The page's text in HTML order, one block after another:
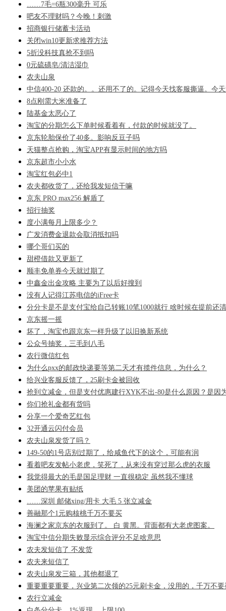
……7毛=6瓶300毫升 可乐
吧友不理财吗？今晚！刺激
招商银行储蓄卡活动
关闭win10更新求推荐方法
5折没科技真抢不到吗
0元硫磺皂/清洁湿巾
农夫山泉
中信400-20 还款的。。还用不了的。记得今天找客服撕逼。今
8点刚需大米准备了
陆基金太恶心了
淘宝的分期怎么下单时候看着有，付款的时候就没了。
京东轮胎保价了40多。影响反豆子吗
天猫整点抢购，淘宝APP有显示时间的地方吗
京东超市小小水
淘宝红包必中1
农夫都收货了，还给我发短信干嘛
京东 PRO max256 解盾了
招行抽奖
度小满每月上限多少？
广发消费金退款会取消抵扣吗
哪个哥们买的
甜橙借款又更新了
顺丰免单券今天就过期了
中鑫金出金攻略 主要为了以后好搜到
没有人记得江苏电信的iFree卡
分分卡是不是支付宝给自己转账10笔1000就行 啥时候在提前还清
京东摇一摇
坏了，淘宝也跟京东一样升级了以旧换新系统
公众号抽奖，三毛到八毛
农行微信红包
为什么pxx的邮政快递要等第二天才有揽件信息，为什么？
给兴业客服反馈了，25刷卡金被回收
抢到立减金，但是支付优惠建行XYK不出-80是什么原因？是因
你们抢礼金都有货吗
分享一个爱奇艺红包
32开通云闪付会员
农夫山泉发货了吗？
149-50的1号店别过期了，给咸鱼代下的这个，可能有润
看着吧友发帖小老虎，笑死了，从来没有穿过那么虎的衣服
我觉得最大的毛是国足理财 一直很稳定 虽然我不懂球
美团的苹果有贴纸
……深圳 邮储xing/用卡 大毛 5 张立减金
善融那个1元购核桃千万不要买
海澜之家京东的衣服到了。 白 黄黑。背面都有大老虎图案。
淘宝中信分期失败显示综合评分不足啥意思
农夫发短信了 不发货
农夫来短信了
农夫山泉发三箱，其他都退了
重要重要重要，兴业第二次领的25元刷卡金，没用的，千万不
农行立减金